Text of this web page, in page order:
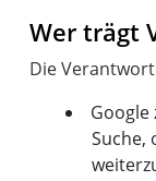
Wer trägt
Suche,